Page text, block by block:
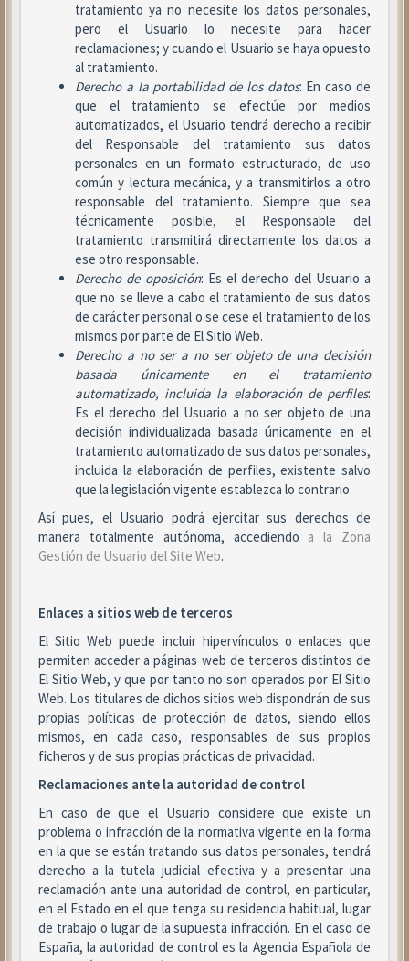
tratamiento ya no necesite los datos personales,
pero el Usuario lo necesite para hacer
reclamaciones; y cuando el Usuario se haya opuesto
al tratamiento.
Derecho a la portabilidad de los datos: En caso de
que el tratamiento se efectúe por medios
automatizados, el Usuario tendrá derecho a recibir
del Responsable del tratamiento sus datos
personales en un formato estructurado, de uso
común y lectura mecánica, y a transmitirlos a otro
responsable del tratamiento. Siempre que sea
técnicamente posible, el Responsable del
tratamiento transmitirá directamente los datos a
ese otro responsable.
Derecho de oposición: Es el derecho del Usuario a
que no se lleve a cabo el tratamiento de sus datos
de carácter personal o se cese el tratamiento de los
mismos por parte de El Sitio Web.
Derecho a no ser a no ser objeto de una decisión
basada únicamente en el tratamiento
automatizado, incluida la elaboración de perfiles:
Es el derecho del Usuario a no ser objeto de una
decisión individualizada basada únicamente en el
tratamiento automatizado de sus datos personales,
incluida la elaboración de perfiles, existente salvo
que la legislación vigente establezca lo contrario.
Así pues, el Usuario podrá ejercitar sus derechos de
manera totalmente autónoma, accediendo a la Zona
Gestión de Usuario del Site Web.
Enlaces a sitios web de terceros
El Sitio Web puede incluir hipervínculos o enlaces que
permiten acceder a páginas web de terceros distintos de
El Sitio Web, y que por tanto no son operados por El Sitio
Web. Los titulares de dichos sitios web dispondrán de sus
propias políticas de protección de datos, siendo ellos
mismos, en cada caso, responsables de sus propios
ficheros y de sus propias prácticas de privacidad.
Reclamaciones ante la autoridad de control
En caso de que el Usuario considere que existe un
problema o infracción de la normativa vigente en la forma
en la que se están tratando sus datos personales, tendrá
derecho a la tutela judicial efectiva y a presentar una
reclamación ante una autoridad de control, en particular,
en el Estado en el que tenga su residencia habitual, lugar
de trabajo o lugar de la supuesta infracción. En el caso de
España, la autoridad de control es la Agencia Española de